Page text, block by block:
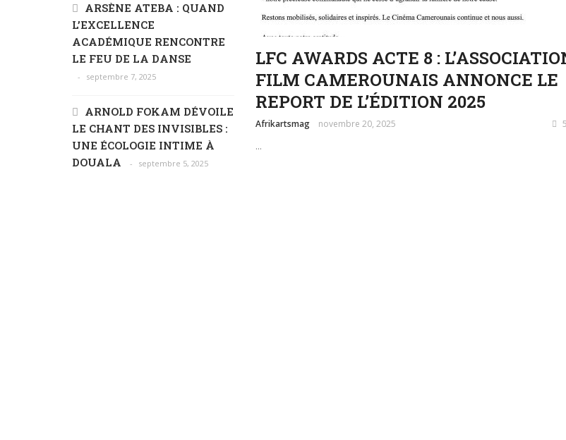
LFC AWARDS ACTE 8 :
FILM CAMEROUNAIS ANNONCE LE
REPORT DE L’ÉDITION 2025
Afrikartsmag novembre 20, 2025
...
ARSÈNE ATEBA : QUAND
L’EXCELLENCE
ACADÉMIQUE RENCONTRE
LE FEU DE LA DANSE
septembre 7, 2025
ARNOLD FOKAM DÉVOILE
LE CHANT DES INVISIBLES :
UNE ÉCOLOGIE INTIME À
DOUALA
septembre 5, 2025